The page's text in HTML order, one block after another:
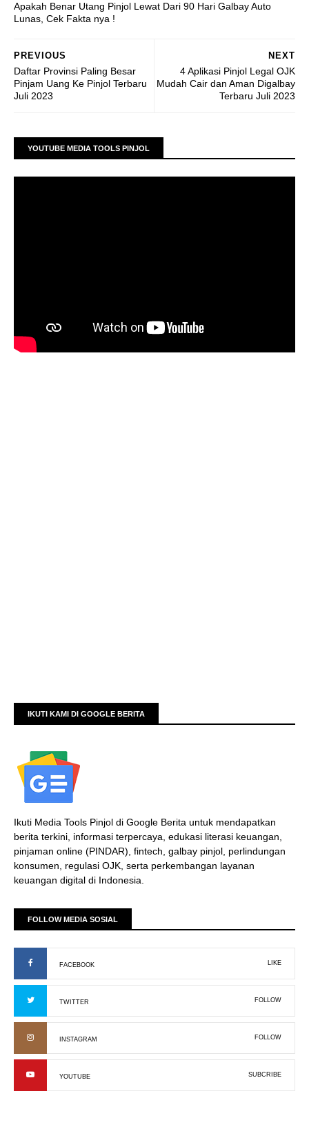
Apakah Benar Utang Pinjol Lewat Dari 90 Hari Galbay Auto
Lunas, Cek Fakta nya !
NEXT
4 Aplikasi Pinjol Legal OJK
Mudah Cair dan Aman Digalbay
Terbaru Juli 2023
PREVIOUS
Daftar Provinsi Paling Besar
Pinjam Uang Ke Pinjol Terbaru
Juli 2023
YOUTUBE MEDIA TOOLS PINJOL
IKUTI KAMI DI GOOGLE BERITA
Ikuti Media Tools Pinjol di Google Berita untuk mendapatkan
berita terkini, informasi terpercaya, edukasi literasi keuangan,
pinjaman online (PINDAR), fintech, galbay pinjol, perlindungan
konsumen, regulasi OJK, serta perkembangan layanan
keuangan digital di Indonesia.
FOLLOW MEDIA SOSIAL
FACEBOOK LIKE
TWITTER FOLLOW
INSTAGRAM FOLLOW
YOUTUBE SUBCRIBE